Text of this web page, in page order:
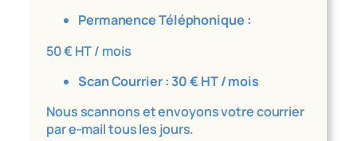
Permanence Téléphonique :
50 € HT / mois
Scan Courrier : 30 € HT / mois
Nous scannons et envoyons votre courrier
par e-mail tous les jours.